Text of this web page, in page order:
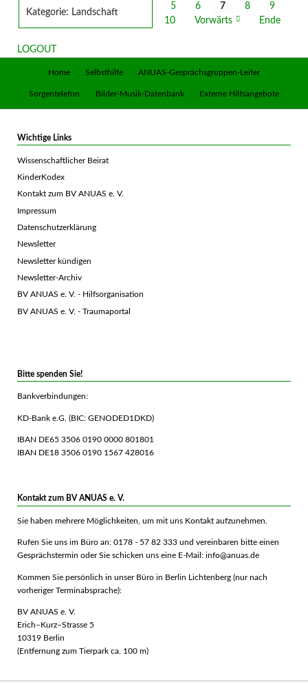
Kategorie: Landschaft
5
6 7 8
9
10
Vorwärts Ende
LOGOUT
Home Selbsthilfe ANUAS-Gesprächsgruppen-Leiter
Sorgentelefon Bilder-Musik-Datenbank Externe Hilfsangebote
Wichtige Links
Wissenschaftlicher Beirat
KinderKodex
Kontakt zum BV ANUAS e. V.
Impressum
Datenschutzerklärung
Newsletter
Newsletter kündigen
Newsletter-Archiv
BV ANUAS e. V. - Hilfsorganisation
BV ANUAS e. V. - Traumaportal
Bitte spenden Sie!
Bankverbindungen:
KD-Bank e.G. (BIC: GENODED1DKD)
IBAN DE65 3506 0190 0000 801801
IBAN DE18 3506 0190 1567 428016
Kontakt zum BV ANUAS e. V.
Sie haben mehrere Möglichkeiten, um mit uns Kontakt aufzunehmen.
Rufen Sie uns im Büro an: 0178 - 57 82 333 und vereinbaren bitte einen
Gesprächstermin oder Sie schicken uns eine E-Mail: info@anuas.de
Kommen Sie persönlich in unser Büro in Berlin Lichtenberg (nur nach
vorheriger Terminabsprache):
BV ANUAS e. V.
Erich–Kurz–Strasse 5
10319 Berlin
(Entfernung zum Tierpark ca. 100 m)